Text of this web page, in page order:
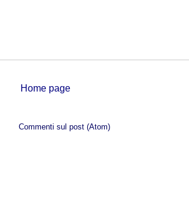
Home page
Commenti sul post (Atom)